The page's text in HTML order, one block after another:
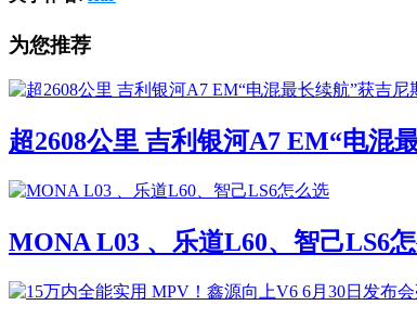
为您推荐
超2608公里 吉利银河A7 EM“电混
MONA L03 、乐道L60、智己LS6